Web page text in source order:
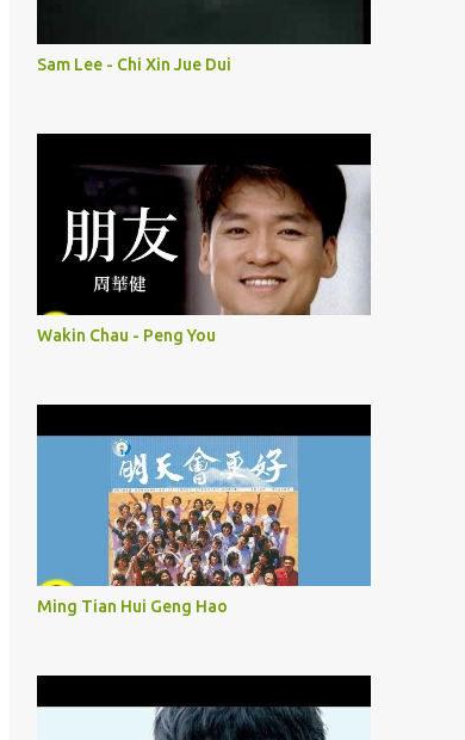
Sam Lee - Chi Xin Jue Dui
Wakin Chau - Peng You
Ming Tian Hui Geng Hao